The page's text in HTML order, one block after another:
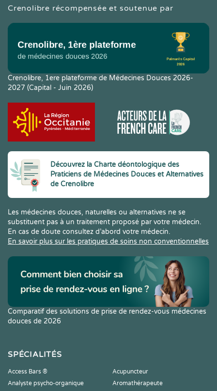
Crenolibre récompensée et soutenue par
Crenolibre, 1ere plateforme de Médecines Douces 2026-
2027 (Capital - Juin 2026)
Découvrez la Charte déontologique des
Praticiens de Médecines Douces et Alternatives
de Crenolibre
Les médecines douces, naturelles ou alternatives ne se
substituent pas à un traitement proposé par votre médecin.
En cas de doute consultez d’abord votre médecin.
En savoir plus sur les pratiques de soins non conventionnelles
Comparatif des solutions de prise de rendez-vous médecines
douces de 2026
SPÉCIALITÉS
Access Bars ®
Acupuncteur
Analyste psycho-organique
Aromathérapeute